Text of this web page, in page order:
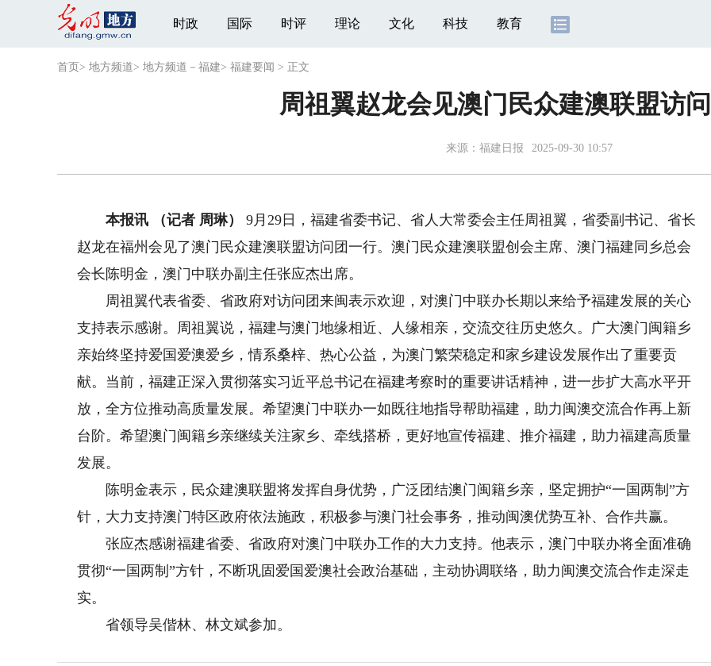
时政 国际 时评 理论 文化 科技 教育
首页 > 地方频道> 地方频道－福建> 福建要闻 > 正文
周祖翼赵龙会见澳门民众建澳联盟访
来源： 福建日报 2025-09-30 10:57
本报讯 （记者 周琳）
9月29日，福建省委书记、省人大常委会主任周祖翼，省委副书记、省长
赵龙在福州会见了澳门民众建澳联盟访问团一行。澳门民众建澳联盟创会主席、澳门福建同乡总会
会长陈明金，澳门中联办副主任张应杰出席。
周祖翼代表省委、省政府对访问团来闽表示欢迎，对澳门中联办长期以来给予福建发展的关心
支持表示感谢。周祖翼说，福建与澳门地缘相近、人缘相亲，交流交往历史悠久。广大澳门闽籍乡
亲始终坚持爱国爱澳爱乡，情系桑梓、热心公益，为澳门繁荣稳定和家乡建设发展作出了重要贡
献。当前，福建正深入贯彻落实习近平总书记在福建考察时的重要讲话精神，进一步扩大高水平开
放，全方位推动高质量发展。希望澳门中联办一如既往地指导帮助福建，助力闽澳交流合作再上新
台阶。希望澳门闽籍乡亲继续关注家乡、牵线搭桥，更好地宣传福建、推介福建，助力福建高质量
发展。
陈明金表示，民众建澳联盟将发挥自身优势，广泛团结澳门闽籍乡亲，坚定拥护“一国两制”方
针，大力支持澳门特区政府依法施政，积极参与澳门社会事务，推动闽澳优势互补、合作共赢。
张应杰感谢福建省委、省政府对澳门中联办工作的大力支持。他表示，澳门中联办将全面准确
贯彻“一国两制”方针，不断巩固爱国爱澳社会政治基础，主动协调联络，助力闽澳交流合作走深走
实。
省领导吴偕林、林文斌参加。